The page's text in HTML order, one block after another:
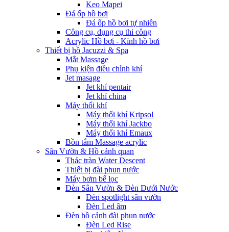
Keo Mapei
Đá ốp hồ bơi
Đá ốp hồ bơi tự nhiên
Công cụ, dụng cụ thi công
Acrylic Hồ bơi - Kính hồ bơi
Thiết bị hồ Jacuzzi & Spa
Mắt Massage
Phụ kiện điều chỉnh khí
Jet masage
Jet khí pentair
Jet khí china
Máy thổi khí
Máy thổi khí Kripsol
Máy thổi khí Jackbo
Máy thổi khí Emaux
Bồn tắm Massage acrylic
Sân Vườn & Hồ cảnh quan
Thác tràn Water Descent
Thiết bị đài phun nước
Máy bơm bể lọc
Đèn Sân Vườn & Đèn Dưới Nước
Đèn spotlight sân vườn
Đèn Led âm
Đèn hồ cảnh đài phun nước
Đèn Led Rise